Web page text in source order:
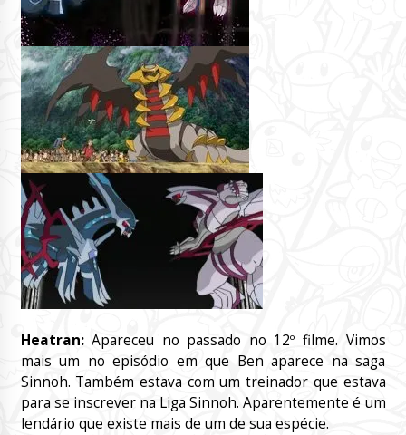
Heatran:Apareceu no passado no 12º filme. Vimos
mais um no episódio em que Ben aparece na saga
Sinnoh. Também estava com um treinador que estava
para se inscrever na Liga Sinnoh. Aparentemente é um
lendário que existe mais de um de sua espécie.